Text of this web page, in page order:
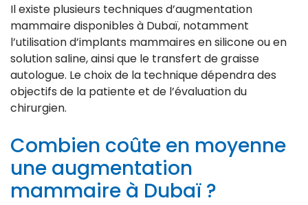
Il existe plusieurs techniques d’augmentation
mammaire disponibles à Dubaï, notamment
l’utilisation d’implants mammaires en silicone ou en
solution saline, ainsi que le transfert de graisse
autologue. Le choix de la technique dépendra des
objectifs de la patiente et de l’évaluation du
chirurgien.
Combien coûte en moyenne
une augmentation
mammaire à Dubaï ?